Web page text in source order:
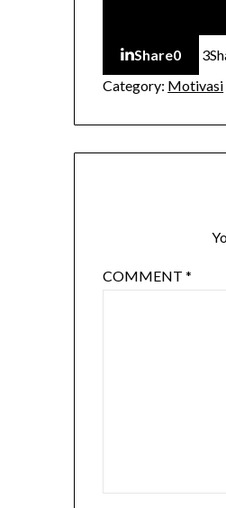
Share0 3
Category: Motivasi
COMMENT*